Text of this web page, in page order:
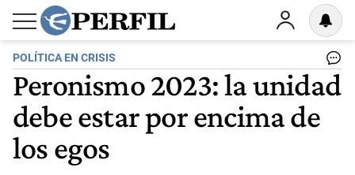
POLÍTICA EN CRISIS
Peronismo 2023: la unidad
debe estar por encima de
los egos